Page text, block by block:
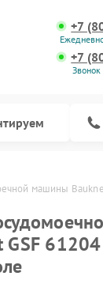
+7
+7
машины
GSF